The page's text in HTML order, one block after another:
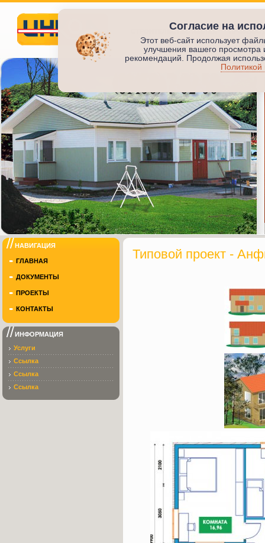
Инкод
СТРОИТЕЛЬСТВО ЖИЛЬЯ
ИНКОД
Типовой проект -
НАВИГАЦИЯ
ГЛАВНАЯ
ДОКУМЕНТЫ
ПРОЕКТЫ
КОНТАКТЫ
ИНФОРМАЦИЯ
Услуги
Ссылка
Ссылка
Ссылка
Согласие на
Этот веб-сайт использует
улучшения вашего просмотра
рекомендаций. Продолжая